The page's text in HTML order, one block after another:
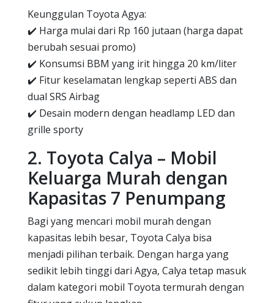
Keunggulan Toyota Agya:
✔️ Harga mulai dari Rp 160 jutaan (harga dapat
berubah sesuai promo)
✔️ Konsumsi BBM yang irit hingga 20 km/liter
✔️ Fitur keselamatan lengkap seperti ABS dan
dual SRS Airbag
✔️ Desain modern dengan headlamp LED dan
grille sporty
2. Toyota Calya – Mobil
Keluarga Murah dengan
Kapasitas 7 Penumpang
Bagi yang mencari mobil murah dengan
kapasitas lebih besar, Toyota Calya bisa
menjadi pilihan terbaik. Dengan harga yang
sedikit lebih tinggi dari Agya, Calya tetap masuk
dalam kategori mobil Toyota termurah dengan